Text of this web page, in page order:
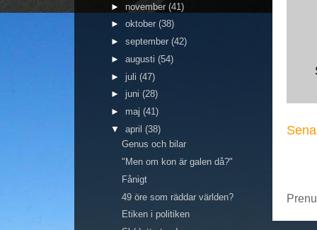
► november (41)
► oktober (38)
► september (42)
► augusti (54)
► juli (47)
► juni (28)
► maj (41)
▼ april (38)
Genus och bilar
"Men om kon är galen då?"
Fånigt
49 öre som räddar världen?
Etiken i politiken